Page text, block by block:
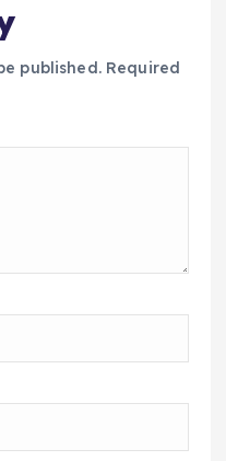
published. Required